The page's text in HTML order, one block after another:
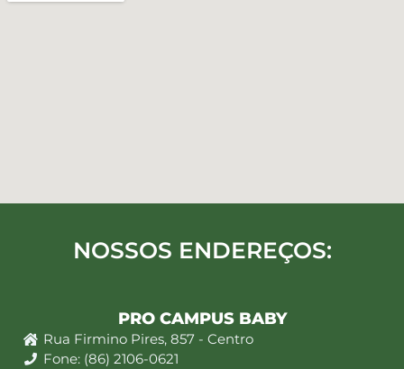
NOSSOS ENDEREÇOS:
PRO CAMPUS BABY
Rua Firmino Pires, 857 - Centro
Fone: (86) 2106-0621